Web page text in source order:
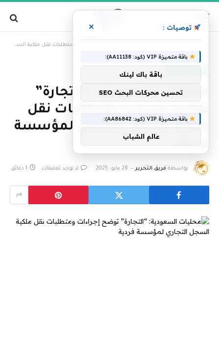
محليات السعودية: “التجارة” توضح إجراءات ومتطلبات نقل ملكية السجل التجاري لمؤسسة فردية
محليات السعودية: “التجارة”
توضح إجراءات ومتطلبات نقل
ملكية السجل التجاري لمؤسسة
فردية
بواسطة فريق التحرير 26 مايو، 2025 لا توجد تعليقات 1 دقائق
توصيات : ×
باقة متميزة VIP (كود: AA11138):
باقة باك لينك
تحسين محركات البحث SEO
باقة متميزة VIP (كود: AA86842):
عالم الشباب